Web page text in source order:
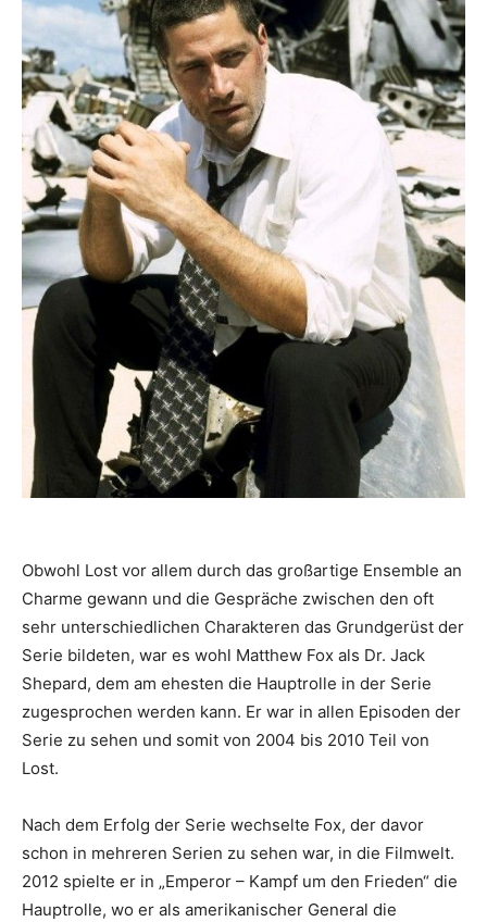
Obwohl Lost vor allem durch das großartige Ensemble an
Charme gewann und die Gespräche zwischen den oft
sehr unterschiedlichen Charakteren das Grundgerüst der
Serie bildeten, war es wohl Matthew Fox als Dr. Jack
Shepard, dem am ehesten die Hauptrolle in der Serie
zugesprochen werden kann. Er war in allen Episoden der
Serie zu sehen und somit von 2004 bis 2010 Teil von
Lost.
Nach dem Erfolg der Serie wechselte Fox, der davor
schon in mehreren Serien zu sehen war, in die Filmwelt.
2012 spielte er in „Emperor – Kampf um den Frieden“ die
Hauptrolle, wo er als amerikanischer General die